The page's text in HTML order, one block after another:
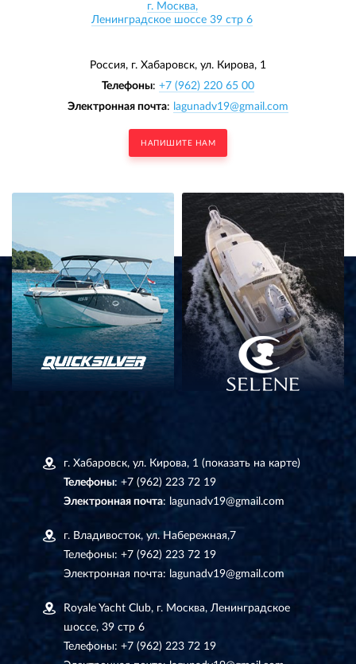
г. Москва,
Ленинградское шоссе 39 стр 6
Россия, г. Хабаровск, ул. Кирова, 1
Телефоны: +7 (962) 220 65 00
Электронная почта: lagunadv19@gmail.com
НАПИШИТЕ НАМ
г. Хабаровск, ул. Кирова, 1 (показать на карте)
Телефоны: +7 (962) 223 72 19
Электронная почта: lagunadv19@gmail.com
г. Владивосток, ул. Набережная,7
Телефоны: +7 (962) 223 72 19
Электронная почта: lagunadv19@gmail.com
Royale Yacht Club, г. Москва, Ленинградское
шоссе, 39 стр 6
Телефоны: +7 (962) 223 72 19